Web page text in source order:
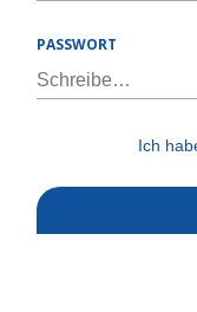
PASSWORT
Ich